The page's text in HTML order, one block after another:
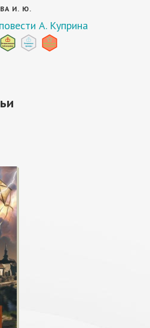
И. Ю.
А. Куприна